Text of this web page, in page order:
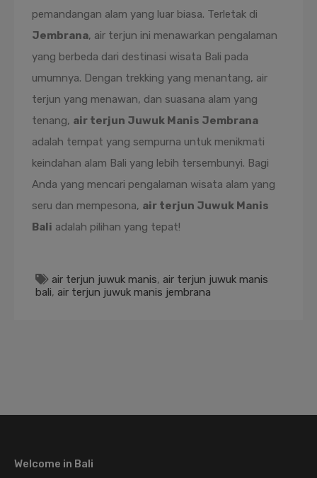
pemandangan alam yang luar biasa. Terletak di
Jembrana, air terjun ini menawarkan pengalaman
yang berbeda dari destinasi wisata Bali pada
umumnya. Dengan trekking yang menantang, air
terjun yang menawan, dan suasana alam yang
tenang, air terjun Juwuk Manis Jembrana
adalah tempat yang sempurna untuk menikmati
keindahan alam Bali yang lebih tersembunyi. Bagi
Anda yang mencari pengalaman wisata alam yang
seru dan mempesona, air terjun Juwuk Manis
Bali adalah pilihan yang tepat!
air terjun juwuk manis, air terjun juwuk manis
bali, air terjun juwuk manis jembrana
Welcome in Bali